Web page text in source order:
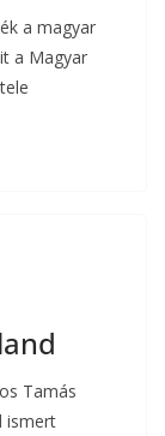
a magyar
a Magyar
Tamás
ismert